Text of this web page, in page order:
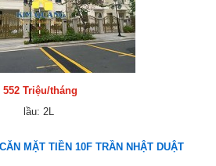
552 Triệu/tháng
lầu: 2L
MẶT TIỀN 10F TRẦN NHẬT DUẬT